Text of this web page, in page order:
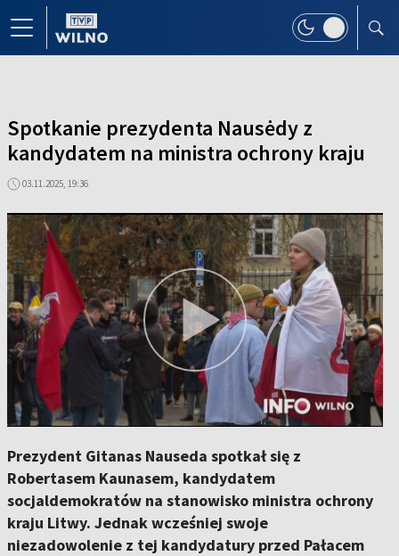
Spotkanie prezydenta Nausėdy z
kandydatem na ministra ochrony kraju
03.11.2025, 19:36
Prezydent Gitanas Nauseda spotkał się z
Robertasem Kaunasem, kandydatem
socjaldemokratów na stanowisko ministra ochrony
kraju Litwy. Jednak wcześniej swoje
niezadowolenie z tej kandydatury przed Pałacem